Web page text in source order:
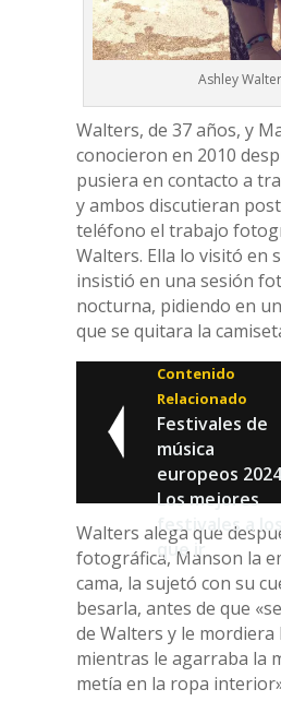
Ashley
Walters, de 37 años, y
conocieron en 2010
pusiera en contacto a
y ambos discutieran
teléfono el trabajo
Walters. Ella lo visitó en
insistió en una sesión
nocturna, pidiendo en
que se quitara la
Contenido
Relacionado
Festivales de
música
europeos
Los mejores
festivales a
que ir
Walters alega que
fotográfica, Manson la
cama, la sujetó con su
besarla, antes de que
de Walters y le mordiera
mientras le agarraba la
metía en la ropa